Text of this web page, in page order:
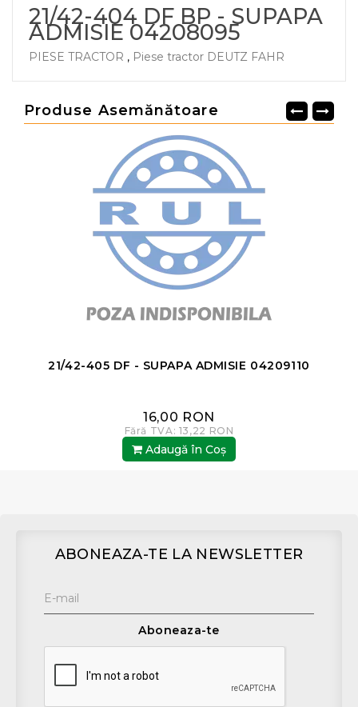
21/42-404 DF BP - SUPAPA
ADMISIE 04208095
PIESE TRACTOR , Piese tractor DEUTZ FAHR
Produse Asemănătoare
21/42-405 DF - SUPAPA ADMISIE 04209110
16,00 RON
Fără TVA: 13,22 RON
Adaugă în Coş
ABONEAZA-TE LA NEWSLETTER
Aboneaza-te